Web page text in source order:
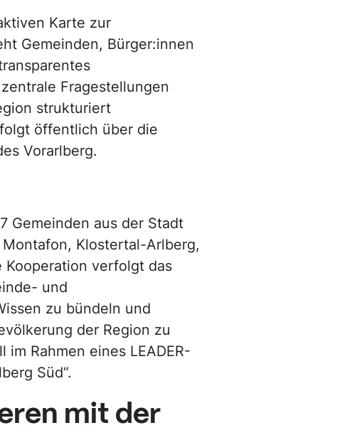
Karte zur
Gemeinden, Bürger:innen
Fragestellungen
strukturiert
öffentlich über die
Vorarlberg.
Gemeinden aus der Stadt
Klostertal-Arlberg,
Kooperation verfolgt das
und
zu bündeln und
der Region zu
Rahmen eines LEADER-
Süd“.
mit der